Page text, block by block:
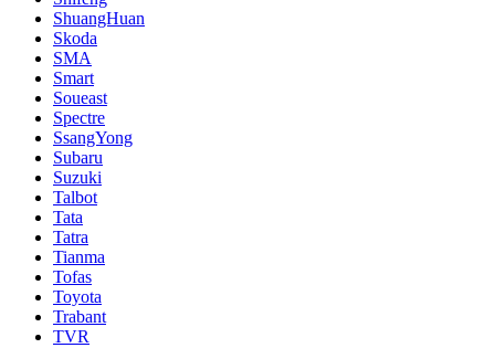
ShuangHuan
Skoda
SMA
Smart
Soueast
Spectre
SsangYong
Subaru
Suzuki
Talbot
Tata
Tatra
Tianma
Tofas
Toyota
Trabant
TVR